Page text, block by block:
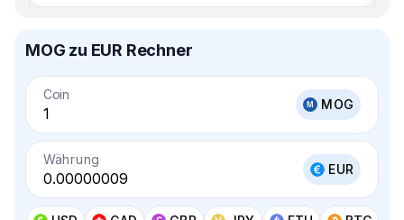
MOG zu EUR Rechner
Coin
MOG
Währung
EUR